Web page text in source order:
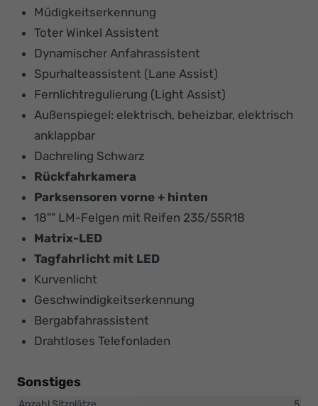
Müdigkeitserkennung
Toter Winkel Assistent
Dynamischer Anfahrassistent
Spurhalteassistent (Lane Assist)
Fernlichtregulierung (Light Assist)
Außenspiegel: elektrisch, beheizbar, elektrisch
anklappbar
Dachreling Schwarz
Rückfahrkamera
Parksensoren vorne + hinten
18"" LM-Felgen mit Reifen 235/55R18
Matrix-LED
Tagfahrlicht mit LED
Kurvenlicht
Geschwindigkeitserkennung
Bergabfahrassistent
Drahtloses Telefonladen
Sonstiges